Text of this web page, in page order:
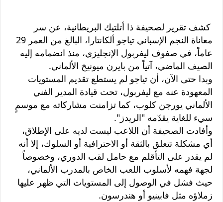
كشف تقرير لصحيفة ذا أتلتيك البريطانية، عن سر
معاناة النجم الإسباني تياجو ألكانتارا
، البالغ من العمر 29
عاماً، في صفوف ليفربول الإنجليزي، منذ انضمامه إليه
الصيف الماضي، آتياً من بايرن ميونيخ الألماني.
وبدا حتى الآن، أن تياجو لم يستطع تقديم المستويات
المعهودة عنه مع ليفربول، تحت قيادة المدير الفني
الألماني يورجن كلوب، كما تزامنت مشاركاته مع موسمٍ
سيء للغاية يقدّمه "الريدز".
وأفادت الصحيفة أن اللاعب ليست لديه على الإطلاق،
أي مشكلة تتعلق بالثقة أو الاحترافية أو السلوك، إلا أنه
لم يقدر على التأقلم مع حامل لقب الدوري، وخصوصاً
لجهة فهمه لأسلوب اللعب الخاص بالمدرب الألماني،
حيث فشل في الوصول إلى المستويات التي ظهر عليها
زملاؤه مثل فابينيو أو هندرسون.